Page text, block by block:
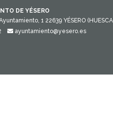
DE YÉSERO
1 22639 YÉSERO
ayuntamiento@yesero.es